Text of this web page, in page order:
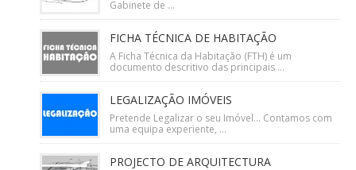
Gabinete de ...
FICHA TÉCNICA DE HABITAÇÃO
A Ficha Técnica da Habitação (FTH) é um
documento descritivo das principais ...
LEGALIZAÇÃO IMÓVEIS
Pretende Legalizar o seu Imóvel… Contamos com
uma equipa experiente, ...
PROJECTO DE ARQUITECTURA